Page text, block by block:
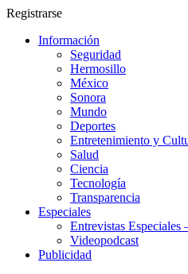
Registrarse
Información
Seguridad
Hermosillo
México
Sonora
Mundo
Deportes
Entretenimiento y
Salud
Ciencia
Tecnología
Transparencia
Especiales
Entrevistas Especiales
Videopodcast
Publicidad